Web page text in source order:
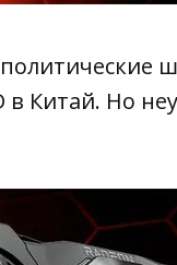
в Китай. Но